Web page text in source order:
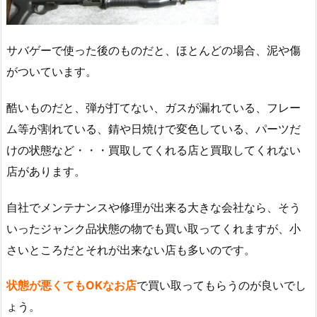
サバゲーで使った後のものだと、ほとんどの場合、泥や傷
がついています。
酷いものだと、弾が打てない、ガスが漏れている、フレー
ム等が割れている、錆や日焼けで変色している、パーツだ
けの状態など・・・買取してくれる店と買取してくれない
店があります。
自社でメンテナンスや修理が出来る大きな会社なら、そう
いったジャンク品状態の物でも買い取ってくれますが、小
さいところだとそれが出来ない店も多いのです。
状態が悪くてもOKなお店で買い取ってもらうのが良いでし
ょう。